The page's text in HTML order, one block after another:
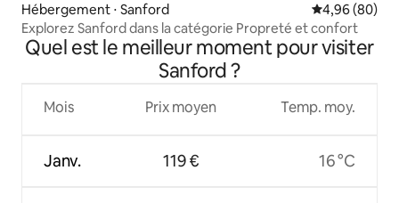
Hébergement ⋅ Sanford Évaluation
4,96 (80)
Explorez Sanford dans la catégorie Propreté et confort
Quel est le meilleur moment pour visiter
Sanford ?
Mois
Janv.
Prix moyen
119 €
Temp. moy.
16 °C